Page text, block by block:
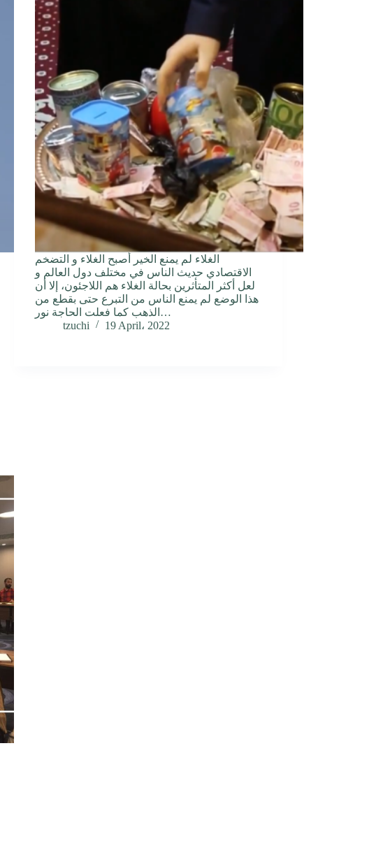
الغلاء لم يمنع الخير أصبح الغلاء و التضخم
الاقتصادي حديث الناس في مختلف دول العالم و
لعل أكثر المتأثرين بحالة الغلاء هم اللاجئون، إلا أن
هذا الوضع لم يمنع الناس من التبرع حتى بقطع من
الذهب كما فعلت الحاجة نور…
tzuchi
19 April، 2022